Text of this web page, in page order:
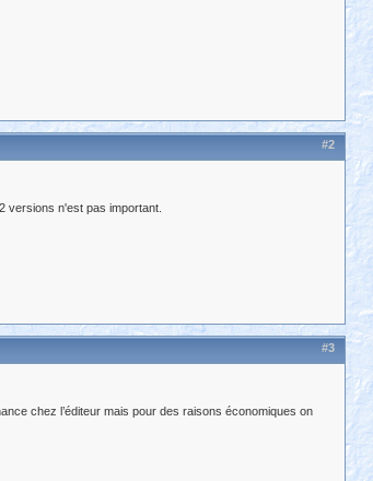
#2
versions n'est pas important.
#3
chez l’éditeur mais pour des raisons économiques on